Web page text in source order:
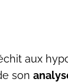
aux
son